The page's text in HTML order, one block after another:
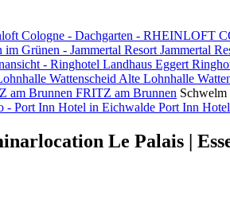
Jammertal
Alte Lohnhalle
FRITZ am Brunnen Schwelm
Port Inn
Le Palais |